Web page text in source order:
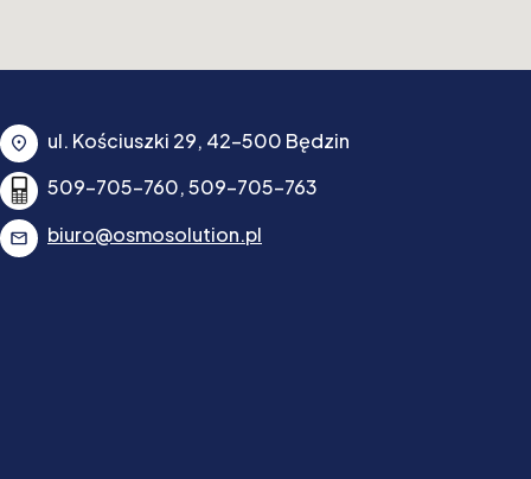
509-705-760, 509-705-763
biuro@osmosolution.pl
ul. Kościuszki 29, 42-500 Będzin